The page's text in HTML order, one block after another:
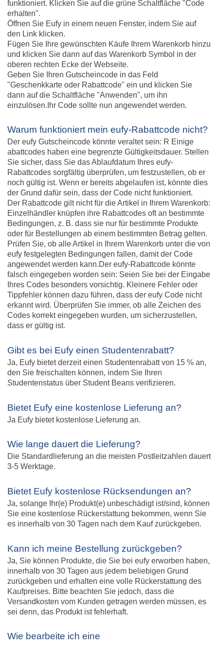
funktioniert. Klicken Sie auf die grüne Schaltfläche "Code
erhalten".
Öffnen Sie Eufy in einem neuen Fenster, indem Sie auf
den Link klicken.
Fügen Sie Ihre gewünschten Käufe Ihrem Warenkorb hinzu
und klicken Sie dann auf das Warenkorb Symbol in der
oberen rechten Ecke der Webseite.
Geben Sie Ihren Gutscheincode in das Feld
"Geschenkkarte oder Rabattcode" ein und klicken Sie
dann auf die Schaltfläche "Anwenden", um ihn
einzulösen.Ihr Code sollte nun angewendet werden.
Warum funktioniert mein eufy-Rabattcode nicht?
Der eufy Gutscheincode könnte veraltet sein: R Einige
abattcodes haben eine begrenzte Gültigkeitsdauer. Stellen
Sie sicher, dass Sie das Ablaufdatum Ihres eufy-
Rabattcodes sorgfältig überprüfen, um festzustellen, ob er
noch gültig ist. Wenn er bereits abgelaufen ist, könnte dies
der Grund dafür sein, dass der Code nicht funktioniert.
Der Rabattcode gilt nicht für die Artikel in Ihrem Warenkorb:
Einzelhändler knüpfen ihre Rabattcodes oft an bestimmte
Bedingungen, z. B. dass sie nur für bestimmte Produkte
oder für Bestellungen ab einem bestimmten Betrag gelten.
Prüfen Sie, ob alle Artikel in Ihrem Warenkorb unter die von
eufy festgelegten Bedingungen fallen, damit der Code
angewendet werden kann.Der eufy-Rabattcode könnte
falsch eingegeben worden sein: Seien Sie bei der Eingabe
Ihres Codes besonders vorsichtig. Kleinere Fehler oder
Tippfehler können dazu führen, dass der eufy Code nicht
erkannt wird. Überprüfen Sie immer, ob alle Zeichen des
Codes korrekt eingegeben wurden, um sicherzustellen,
dass er gültig ist.
Gibt es bei Eufy einen Studentenrabatt?
Ja, Eufy bietet derzeit einen Studentenrabatt von 15 % an,
den Sie freischalten können, indem Sie Ihren
Studentenstatus über Student Beans verifizieren.
Bietet Eufy eine kostenlose Lieferung an?
Ja Eufy bietet kostenlose Lieferung an.
Wie lange dauert die Lieferung?
Die Standardlieferung an die meisten Postleitzahlen dauert
3-5 Werktage.
Bietet Eufy kostenlose Rücksendungen an?
Ja, solange Ihr(e) Produkt(e) unbeschädigt ist/sind, können
Sie eine kostenlose Rückerstattung bekommen, wenn Sie
es innerhalb von 30 Tagen nach dem Kauf zurückgeben.
Kann ich meine Bestellung zurückgeben?
Ja, Sie können Produkte, die Sie bei eufy erworben haben,
innerhalb von 30 Tagen aus jedem beliebigen Grund
zurückgeben und erhalten eine volle Rückerstattung des
Kaufpreises. Bitte beachten Sie jedoch, dass die
Versandkosten vom Kunden getragen werden müssen, es
sei denn, das Produkt ist fehlerhaft.
Wie bearbeite ich eine